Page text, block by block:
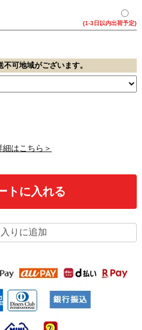
{1-3日以内出荷予定}
可地域がございます。
はこちら＞
りに追加